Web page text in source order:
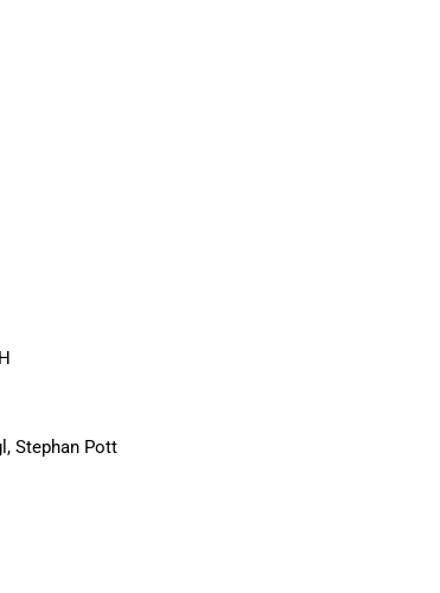
Stephan Pott